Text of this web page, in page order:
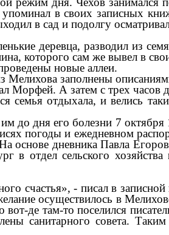
в своих записных
в сад и подолгу
деревца, разводил из
которого сам же вывел в
новые аллеи.
Мелихова заполнены
Морфей. А затем с трех часов
отдыхала, и велись
до дня его болезни 7
погоды и ежедневном
основе дневника Павла
в отдел сельского хозяйства
счастья», - писал в
осуществилось в
де там-то поселился
санитарного совета. Таким